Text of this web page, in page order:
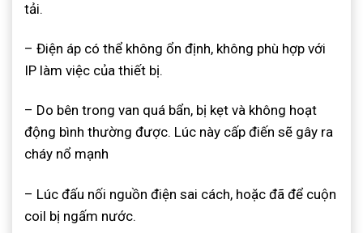
tải.
– Điện áp có thể không ổn định, không phù hợp với
IP làm việc của thiết bị.
– Do bên trong van quá bẩn, bị kẹt và không hoạt
động bình thường được. Lúc này cấp điến sẽ gây ra
cháy nổ mạnh
– Lúc đấu nối nguồn điện sai cách, hoặc đã để cuộn
coil bị ngấm nước.